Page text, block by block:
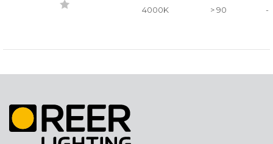
4000K > 90 -